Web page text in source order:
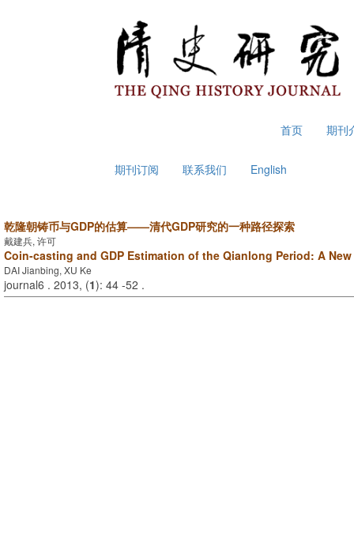
首页 期刊
期刊订阅 联系我们 English
乾隆朝铸币与GDP的估算——清代GDP研究的一种路径探索
戴建兵, 许可
Coin-casting and GDP Estimation of the Qianlong Period: A
DAI Jianbing, XU Ke
journal6 . 2013, (1): 44 -52 .